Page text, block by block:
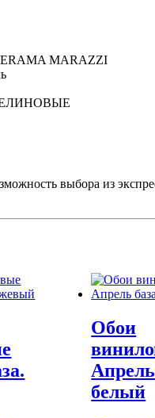
MARAZZI
выбора из
Обои
белый